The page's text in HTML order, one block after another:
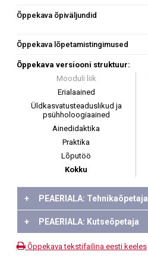
Õppekava õpiväljundid
Õppekava lõpetamistingimused
Õppekava versiooni struktuur:
Mooduli liik
Erialaained
Üldkasvatusteaduslikud ja
psühholoogiaained
Ainedidaktika
Praktika
Lõputöö
Kokku
+ PEAERIALA: Tehnikaõpetaja
+ PEAERIALA: Kutseõpetaja
Õppekava tekstifailina eesti keeles